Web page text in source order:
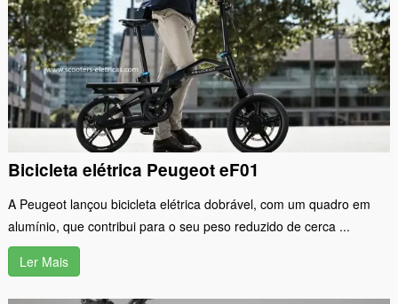
Bicicleta elétrica Peugeot eF01
A Peugeot lançou bicicleta elétrica dobrável, com um quadro em
alumínio, que contribui para o seu peso reduzido de cerca ...
Ler Mais